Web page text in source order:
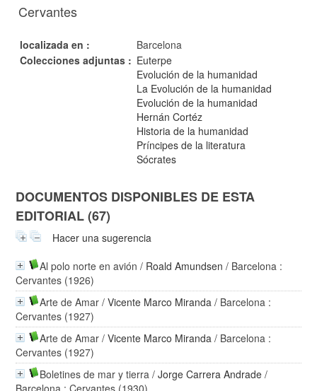
Cervantes
localizada en :
Barcelona
Colecciones adjuntas : Euterpe
Evolución de la humanidad
La Evolución de la humanidad
Evolución de la humanidad
Hernán Cortéz
Historia de la humanidad
Príncipes de la literatura
Sócrates
DOCUMENTOS DISPONIBLES DE ESTA
EDITORIAL (67)
Hacer una sugerencia
Al polo norte en avión / Roald Amundsen / Barcelona :
Cervantes (1926)
Arte de Amar /Vicente Marco Miranda / Barcelona :
Cervantes (1927)
Arte de Amar /Vicente Marco Miranda / Barcelona :
Cervantes (1927)
Boletines de mar y tierra /Jorge Carrera Andrade /